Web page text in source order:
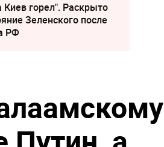
Киев горел". Раскрыто
Зеленского после
РФ